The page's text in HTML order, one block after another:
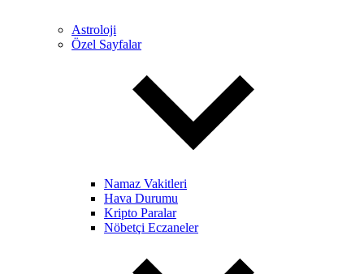
Astroloji
Özel Sayfalar
Namaz Vakitleri
Hava Durumu
Kripto Paralar
Nöbetçi Eczaneler